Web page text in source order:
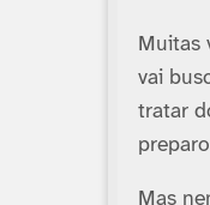
Muitas
vai
tratar
Mas